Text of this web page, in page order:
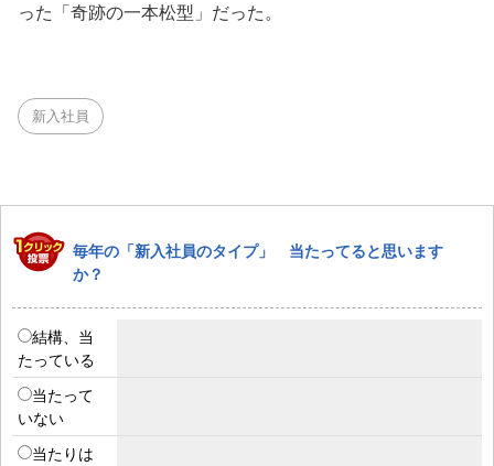
った「奇跡の一本松型」だった。
新入社員
毎年の「新入社員のタイプ」 当たってると思います
か？
結構、当
たっている
当たって
いない
当たりは